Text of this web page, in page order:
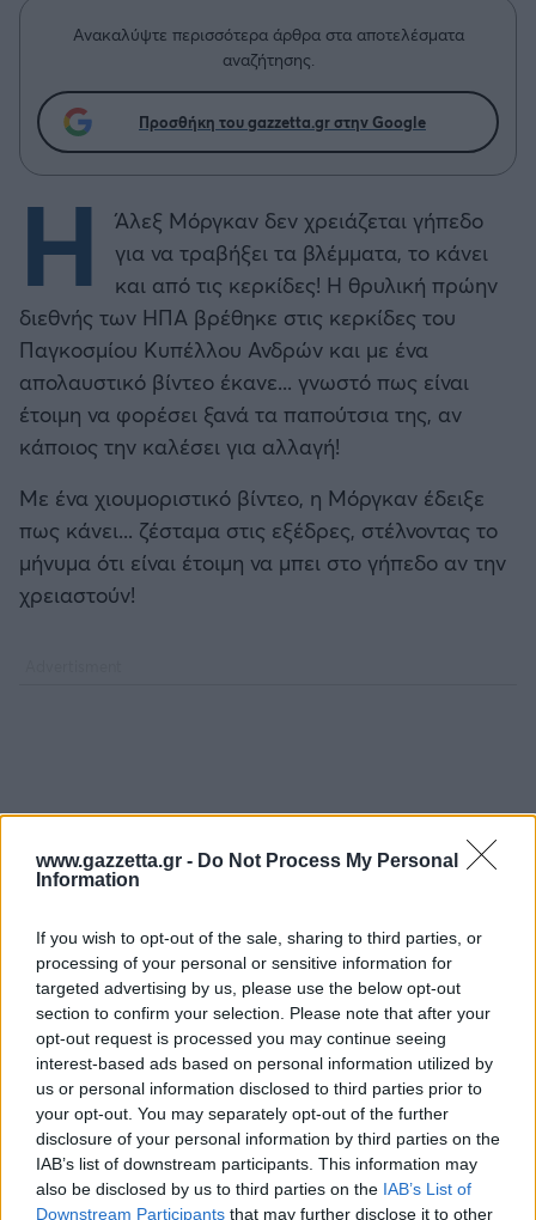
www.gazzetta.gr - Do Not Process My Personal
Information
If you wish to opt-out of the sale, sharing to third parties, or
processing of your personal or sensitive information for
targeted advertising by us, please use the below opt-out
section to confirm your selection. Please note that after your
opt-out request is processed you may continue seeing
interest-based ads based on personal information utilized by
us or personal information disclosed to third parties prior to
your opt-out. You may separately opt-out of the further
disclosure of your personal information by third parties on the
IAB’s list of downstream participants. This information may
also be disclosed by us to third parties on the IAB’s List of
Downstream Participants that may further disclose it to other
Ανακαλύψτε περισσότερα άρθρα στα αποτελέσματα
αναζήτησης.
Προσθήκη του gazzetta.gr στην Google
Η
Άλεξ Μόργκαν δεν χρειάζεται γήπεδο
για να τραβήξει τα βλέμματα, το κάνει
και από τις κερκίδες! Η θρυλική πρώην
διεθνής των ΗΠΑ βρέθηκε στις κερκίδες του
Παγκοσμίου Κυπέλλου Ανδρών και με ένα
απολαυστικό βίντεο έκανε... γνωστό πως είναι
έτοιμη να φορέσει ξανά τα παπούτσια της, αν
κάποιος την καλέσει για αλλαγή!
Με ένα χιουμοριστικό βίντεο, η Μόργκαν έδειξε
πως κάνει... ζέσταμα στις εξέδρες, στέλνοντας το
μήνυμα ότι είναι έτοιμη να μπει στο γήπεδο αν την
χρειαστούν!